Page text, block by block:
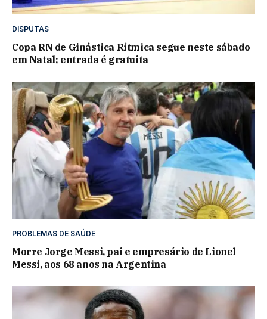
DISPUTAS
Copa RN de Ginástica Rítmica segue neste sábado
em Natal; entrada é gratuita
PROBLEMAS DE SAÚDE
Morre Jorge Messi, pai e empresário de Lionel
Messi, aos 68 anos na Argentina